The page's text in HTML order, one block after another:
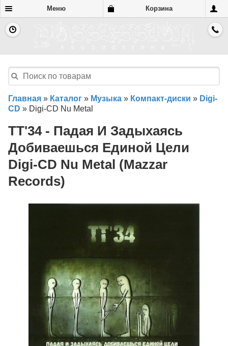
Меню Корзина
Главная » Каталог » Музыка » Компакт-диски » Digi-
CD » Digi-CD Nu Metal
TT'34 - Падая И Задыхаясь
Добиваешься Единой Цели
Digi-CD Nu Metal (Mazzar
Records)